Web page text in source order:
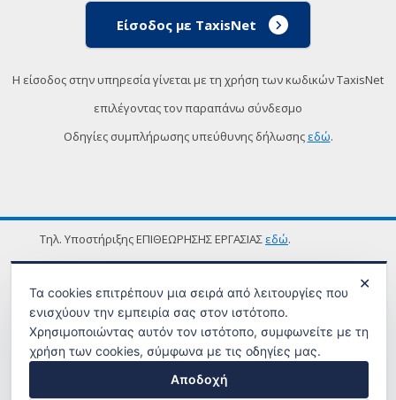
Είσοδος με TaxisNet
Η είσοδος στην υπηρεσία γίνεται με τη χρήση των κωδικών TaxisNet
επιλέγοντας τον παραπάνω σύνδεσμο
Οδηγίες συμπλήρωσης υπεύθυνης δήλωσης εδώ.
Τηλ. Υποστήριξης ΕΠΙΘΕΩΡΗΣΗΣ ΕΡΓΑΣΙΑΣ εδώ.
ΟΡΟΙ ΧΡΗΣΗΣ
✕
Τα cookies επιτρέπουν μια σειρά από λειτουργίες που
ενισχύουν την εμπειρία σας στον ιστότοπο.
Χρησιμοποιώντας αυτόν τον ιστότοπο, συμφωνείτε με τη
χρήση των cookies, σύμφωνα με τις οδηγίες μας.
Αποδοχή